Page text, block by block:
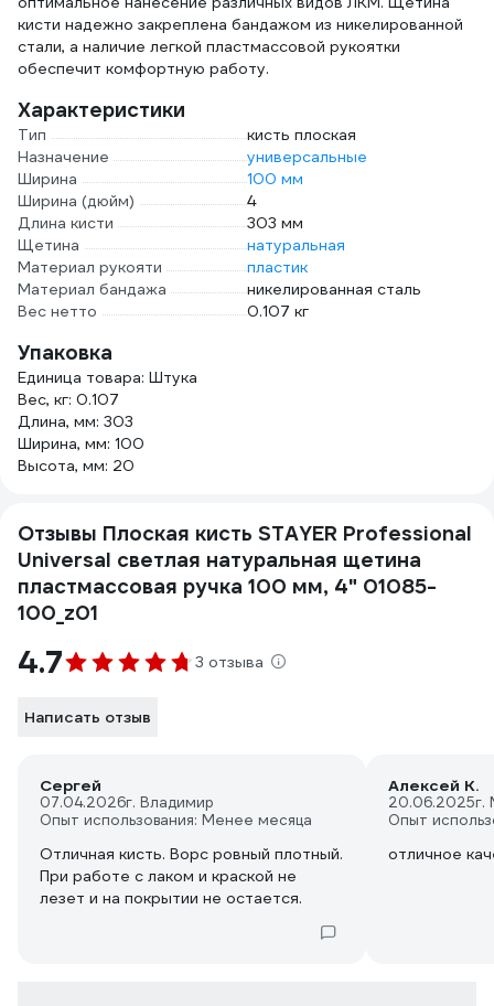
кисти надежно закреплена бандажом из никелированной
стали, а наличие легкой пластмассовой рукоятки
обеспечит комфортную работу.
Характеристики
Тип
кисть плоская
Назначение
универсальные
Ширина
100 мм
Ширина (дюйм)
4
Длина кисти
303 мм
Щетина
натуральная
Материал рукояти
пластик
Материал бандажа
никелированная сталь
Вес нетто
0.107 кг
Упаковка
Единица товара: Штука
Вес, кг: 0.107
Длина, мм: 303
Ширина, мм: 100
Высота, мм: 20
Отзывы Плоская кисть STAYER Professional
Universal светлая натуральная щетина
пластмассовая ручка 100 мм, 4" 01085-
100_z01
4.7 3 отзыва
Написать отзыв
Сергей
07.04.2026г. Владимир
Опыт использования: Менее месяца
Отличная кисть. Ворс ровный плотный.
При работе с лаком и краской не
лезет и на покрытии не остается.
Алексей К.
20.06.2025г.
Опыт
отличное